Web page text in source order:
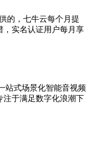
的，七牛云每个月提
，实名认证用户每月享
站式场景化智能音视频
注于满足数字化浪潮下